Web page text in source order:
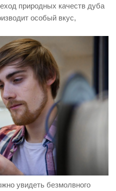
природных качеств дуба
особый вкус,
увидеть безмолвного